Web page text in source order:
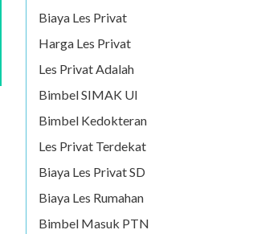
Biaya Les Privat
Harga Les Privat
Les Privat Adalah
Bimbel SIMAK UI
Bimbel Kedokteran
Les Privat Terdekat
Biaya Les Privat SD
Biaya Les Rumahan
Bimbel Masuk PTN